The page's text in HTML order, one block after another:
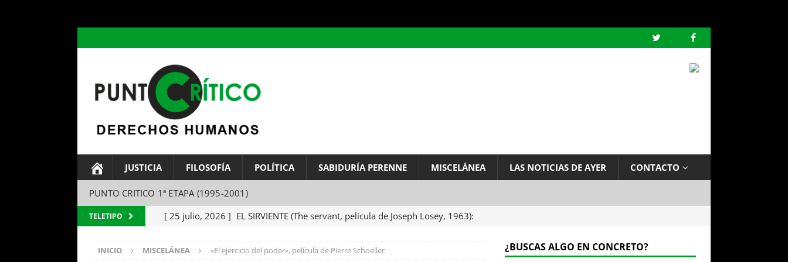
JUSTICIA FILOSOFÍA POLÍTICA SABIDURÍA PERENNE MISCELÁNEA LAS NOTICIAS DE AYER CONTACTO
PUNTO CRITICO 1ª ETAPA (1995-2001)
TELETIPO [ 25 julio, 2026 ] EL SIRVIENTE (The servant, película de Joseph Losey, 1963):
[ 24 julio, 2026 ] EL TEMA DEL INFINITO, por Baruch de Spinoza (Carta de
INICIO MISCELÁNEA «El ejercicio del poder», película de Pierre Schoeller ¿BUSCAS ALGO EN CONCRETO?